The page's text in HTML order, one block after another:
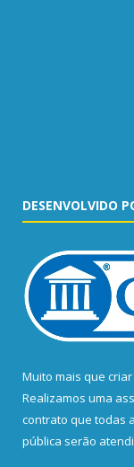
DESENVOLVIDO
Muito mais que
Realizamos uma
contrato que todas
pública serão